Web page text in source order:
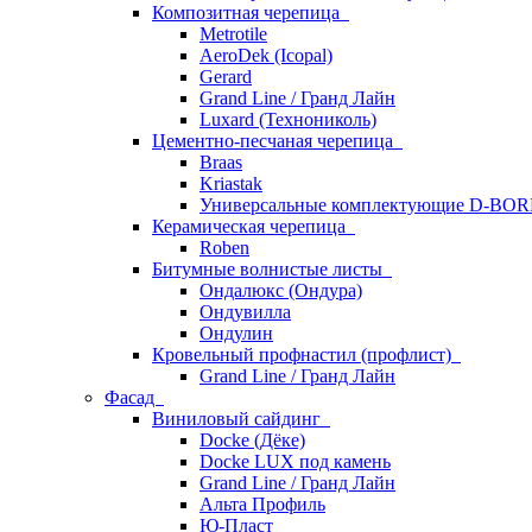
Композитная черепица
Metrotile
AeroDek (Icopal)
Gerard
Grand Line / Гранд Лайн
Luxard (Технониколь)
Цементно-песчаная черепица
Braas
Kriastak
Универсальные комплектующие D-
Керамическая черепица
Roben
Битумные волнистые листы
Ондалюкс (Ондура)
Ондувилла
Ондулин
Кровельный профнастил (профлист)
Grand Line / Гранд Лайн
Фасад
Виниловый сайдинг
Docke (Дёке)
Docke LUX под камень
Grand Line / Гранд Лайн
Альта Профиль
Ю-Пласт